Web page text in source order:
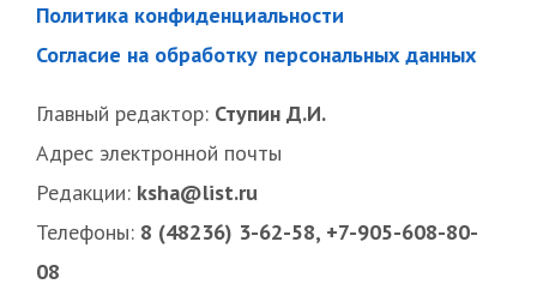
Политика конфиденциальности
Согласие на обработку персональных данных
Главный редактор: Ступин Д.И.
Адрес электронной почты
Редакции: ksha@list.ru
Телефоны: 8 (48236) 3-62-58, +7-905-608-80-
08